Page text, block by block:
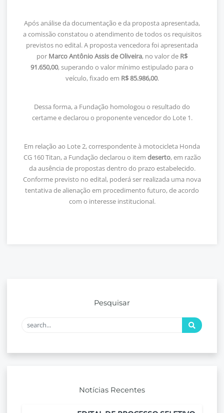
Após análise da documentação e da proposta apresentada,
a comissão constatou o atendimento de todos os requisitos
previstos no edital. A proposta vencedora foi apresentada
por Marco Antônio Assis de Oliveira, no valor de R$
91.650,00, superando o valor mínimo estipulado para o
veículo, fixado em R$ 85.986,00.
Dessa forma, a Fundação homologou o resultado do
certame e declarou o proponente vencedor do Lote 1.
Em relação ao Lote 2, correspondente à motocicleta Honda
CG 160 Titan, a Fundação declarou o item deserto, em razão
da ausência de propostas dentro do prazo estabelecido.
Conforme previsto no edital, poderá ser realizada uma nova
tentativa de alienação em procedimento futuro, de acordo
com o interesse institucional.
Pesquisar
Notícias Recentes